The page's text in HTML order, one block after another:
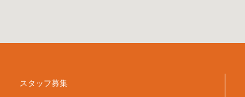
スタッフ募集